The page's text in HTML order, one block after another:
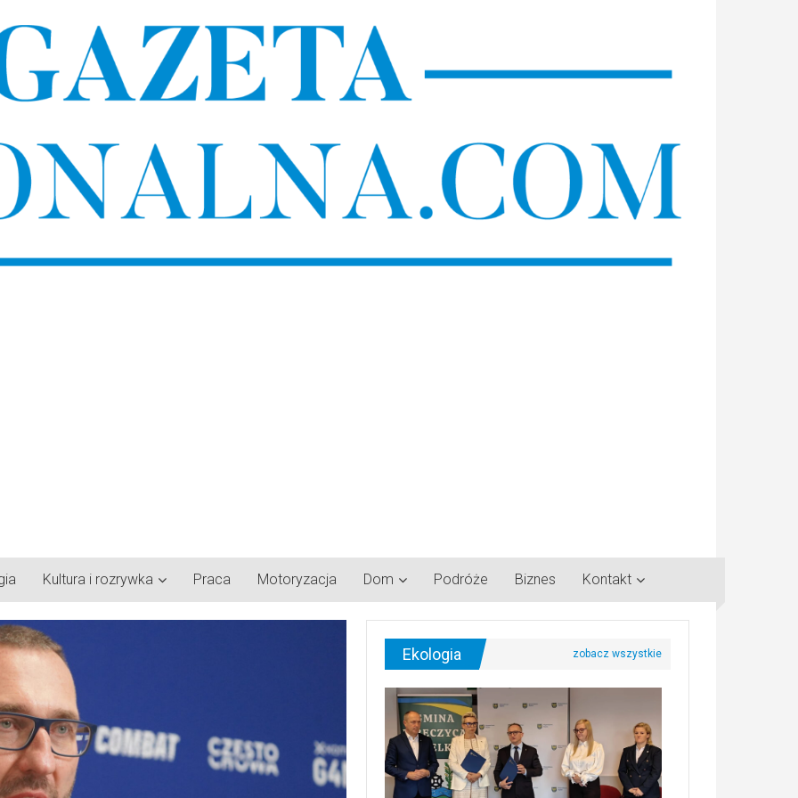
Kultura i rozrywka Praca Motoryzacja Dom Podróże Biznes Kontakt
Ekologia